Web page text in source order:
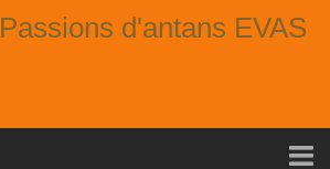
Passions d'antans EVAS